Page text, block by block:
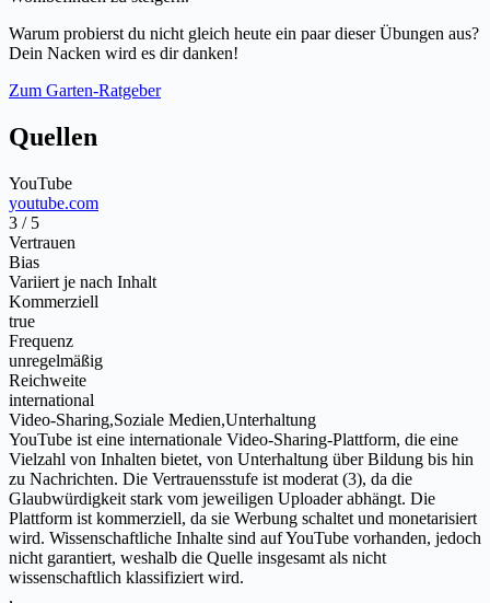
Warum probierst du nicht gleich heute ein paar dieser Übungen aus?
Dein Nacken wird es dir danken!
Zum Garten-Ratgeber
Quellen
YouTube
youtube.com
3 / 5
Vertrauen
Bias
Variiert je nach Inhalt
Kommerziell
true
Frequenz
unregelmäßig
Reichweite
international
Video-Sharing,Soziale Medien,Unterhaltung
YouTube ist eine internationale Video-Sharing-Plattform, die eine
Vielzahl von Inhalten bietet, von Unterhaltung über Bildung bis hin
zu Nachrichten. Die Vertrauensstufe ist moderat (3), da die
Glaubwürdigkeit stark vom jeweiligen Uploader abhängt. Die
Plattform ist kommerziell, da sie Werbung schaltet und monetarisiert
wird. Wissenschaftliche Inhalte sind auf YouTube vorhanden, jedoch
nicht garantiert, weshalb die Quelle insgesamt als nicht
wissenschaftlich klassifiziert wird.
,